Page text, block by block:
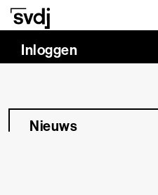
Naar hoofdinhoud
Inloggen
Nieuws